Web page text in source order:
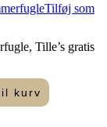
Tilføj som
Tille’s gratis
kurv